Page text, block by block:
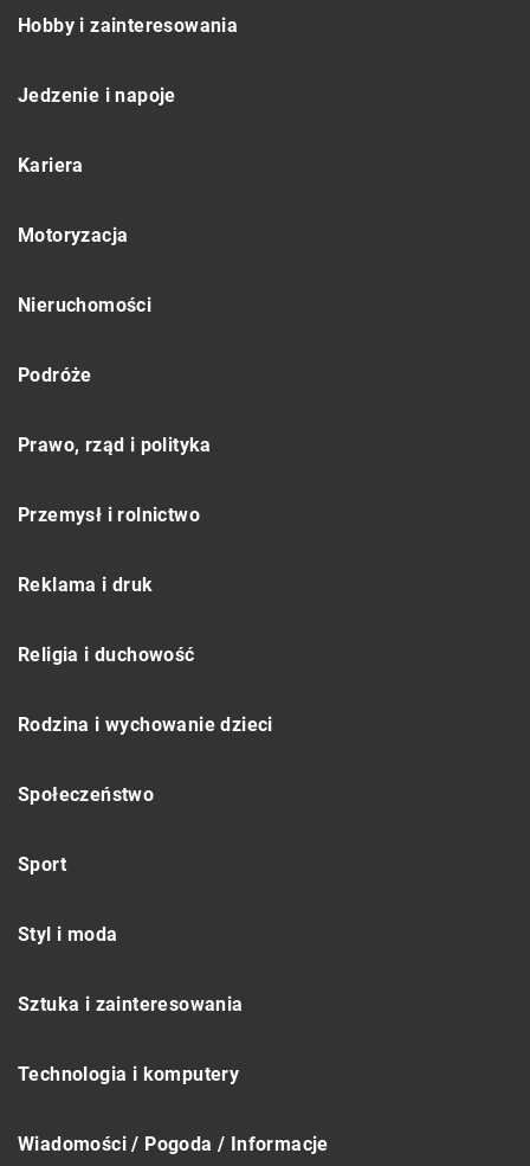
Hobby i zainteresowania
Jedzenie i napoje
Kariera
Motoryzacja
Nieruchomości
Podróże
Prawo, rząd i polityka
Przemysł i rolnictwo
Reklama i druk
Religia i duchowość
Rodzina i wychowanie dzieci
Społeczeństwo
Sport
Styl i moda
Sztuka i zainteresowania
Technologia i komputery
Wiadomości / Pogoda / Informacje